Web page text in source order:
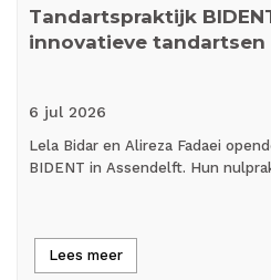
Tandartspraktijk
innovatieve
6 jul 2026
Lela Bidar en Alireza Fadaei
BIDENT in Assendelft. Hun
Lees meer